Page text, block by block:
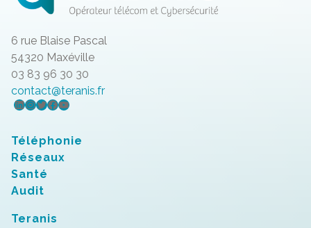
6 rue Blaise Pascal
54320 Maxéville
03 83 96 30 30
contact@teranis.fr
LinkedIn
Instagram
Twitter
Facebook
YouTube
Téléphonie
Réseaux
Santé
Audit
Teranis